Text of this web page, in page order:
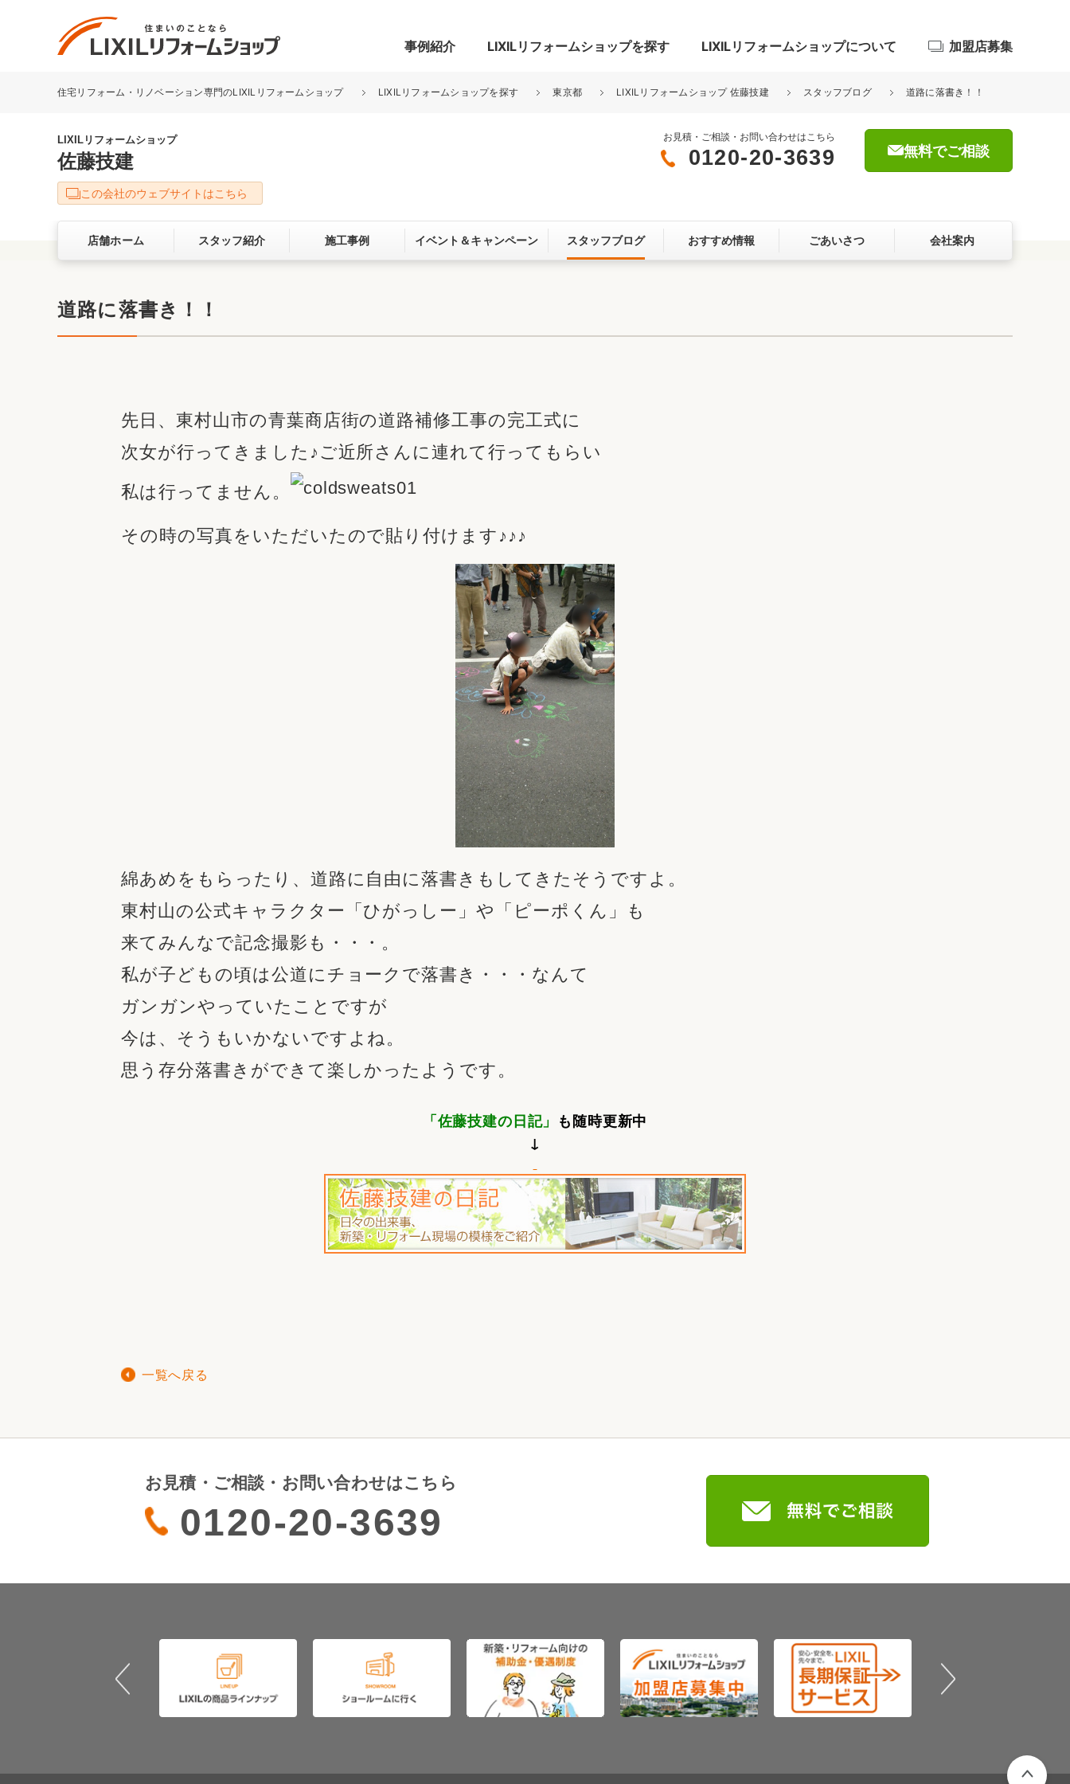
事例紹介
リフォーム事例を探す
キッチン
洗面化粧室 トイレ 玄関まわり 門まわり 屋根・外壁
ベランダ・バルコニー ガーデンスペース カースペース
お客さまの声 3Dシミュレーション
LIXILリフォームショップを探す LIXILリフォームショップについて
LIXILリフォームショップについて
サービス向上・品質改善の取り組み お客さま満足度アンケート
ここちいい暮らしをつくる、価値・性能向上
リフォームコンシェルジュ® ライフスタイルコンパス
加盟店募集
住宅リフォーム・リノベーション専門のLIXILリフォームショップ LIXILリフォームショップを探す 東京都 LIXILリフォームショップ 佐藤技建 スタッフブログ 道路に落書き！！
LIXILリフォームショップ
佐藤技建
お見積・ご相談・お問い合わせはこちら
0120-20-3639 無料でご相談
この会社のウェブサイトはこちら
店舗ホーム スタッフ紹介 施工事例 イベント＆キャンペーン スタッフブログ おすすめ情報 ごあいさつ 会社案内
道路に落書き！！
先日、東村山市の青葉商店街の道路補修工事の完工式に
次女が行ってきました♪ご近所さんに連れて行ってもらい
私は行ってません。
その時の写真をいただいたので貼り付けます♪♪♪
綿あめをもらったり、道路に自由に落書きもしてきたそうですよ。
東村山の公式キャラクター「ひがっしー」や「ピーポくん」も
来てみんなで記念撮影も・・・。
私が子どもの頃は公道にチョークで落書き・・・なんて
ガンガンやっていたことですが
今は、そうもいかないですよね。
思う存分落書きができて楽しかったようです。
「佐藤技建の日記」 も随時更新中
↓
一覧へ戻る
お見積・ご相談・お問い合わせはこちら
0120-20-3639